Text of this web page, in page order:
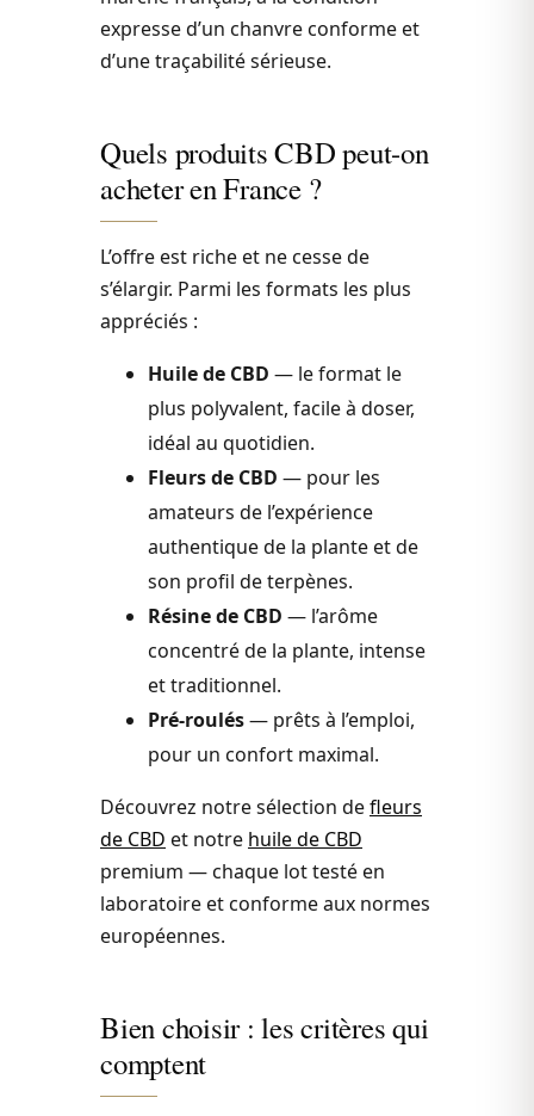
expresse d’un chanvre conforme et
d’une traçabilité sérieuse.
Quels produits CBD peut-on
acheter en France ?
L’offre est riche et ne cesse de
s’élargir. Parmi les formats les plus
appréciés :
Huile de CBD — le format le
plus polyvalent, facile à doser,
idéal au quotidien.
Fleurs de CBD — pour les
amateurs de l’expérience
authentique de la plante et de
son profil de terpènes.
Résine de CBD — l’arôme
concentré de la plante, intense
et traditionnel.
Pré-roulés— prêts à l’emploi,
pour un confort maximal.
Découvrez notre sélection defleurs
de CBD et notre huile de CBD
premium — chaque lot testé en
laboratoire et conforme aux normes
européennes.
Bien choisir : les critères qui
comptent